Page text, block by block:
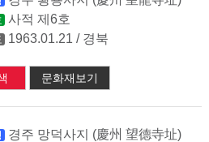
사적 제6호
1963.01.21 / 경북
문화재보기
경주 망덕사지 (慶州 望德寺址)